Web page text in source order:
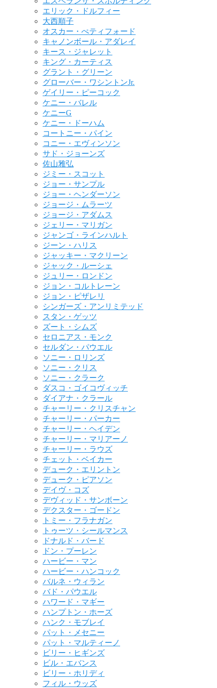
エリック・ドルフィー
大西順子
オスカー・ぺティフォード
キャノンボール・アダレイ
キース・ジャレット
キング・カーティス
グラント・グリーン
グローバー・ワシントンJr.
ゲイリー・ピーコック
ケニー・バレル
ケニーG
ケニー・ドーハム
コートニー・パイン
コニー・エヴィンソン
サド・ジョーンズ
佐山雅弘
ジミー・スコット
ジョー・サンプル
ジョー・ヘンダーソン
ジョージ・ムラーツ
ジョージ・アダムス
ジェリー・マリガン
ジャンゴ・ラインハルト
ジーン・ハリス
ジャッキー・マクリーン
ジャック・ルーシェ
ジュリー・ロンドン
ジョン・コルトレーン
ジョン・ピザレリ
シンガーズ・アンリミテッド
スタン・ゲッツ
ズート・シムズ
セロニアス・モンク
セルダン・パウエル
ソニー・ロリンズ
ソニー・クリス
ソニー・クラーク
ダスコ・ゴイコヴィッチ
ダイアナ・クラール
チャーリー・クリスチャン
チャーリー・パーカー
チャーリー・ヘイデン
チャーリー・マリアーノ
チャーリー・ラウズ
チェット・ベイカー
デューク・エリントン
デューク・ピアソン
デイヴ・コズ
デヴィッド・サンボーン
デクスター・ゴードン
トミー・フラナガン
トゥーツ・シールマンス
ドナルド・バード
ドン・プーレン
ハービー・マン
ハービー・ハンコック
バルネ・ウィラン
バド・パウエル
ハワード・マギー
ハンプトン・ホーズ
ハンク・モブレイ
パット・メセニー
パット・マルティーノ
ビリー・ヒギンズ
ビル・エバンス
ビリー・ホリディ
フィル・ウッズ